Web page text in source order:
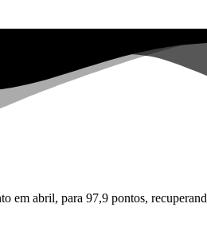
abril, para 97,9 pontos,